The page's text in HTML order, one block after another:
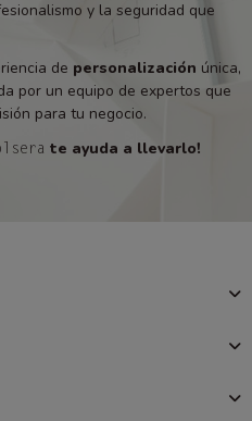
y la seguridad que
de personalización única,
por un equipo de expertos que
para tu negocio.
te ayuda a llevarlo!